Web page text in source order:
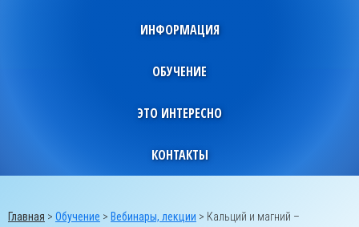
ИНФОРМАЦИЯ
ОБУЧЕНИЕ
ЭТО ИНТЕРЕСНО
КОНТАКТЫ
Главная > Обучение > Вебинары, лекции > Кальций и магний –